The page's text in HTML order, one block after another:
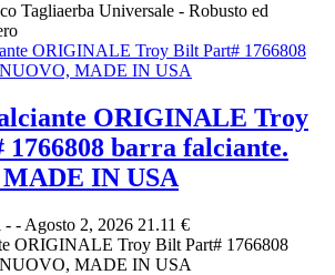
Tagliaerba Universale - Robusto ed
ORIGINALE Troy
barra falciante.
IN USA
- - Agosto 2, 2026 21.11 €
ORIGINALE Troy Bilt Part# 1766808
NUOVO, MADE IN USA